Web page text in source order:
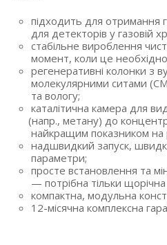
підходить для отримання
для детекторів у газовій
стабільне вироблення
момент, коли це
регенеративні колонки з
молекулярними ситами
та вологу;
каталітична камера для
(напр., метану) до
найкращим показником на
надшвидкий запуск,
параметри;
просте встановлення та
— потрібна тільки щорічна
компактна, модульна
12-місячна комплексна